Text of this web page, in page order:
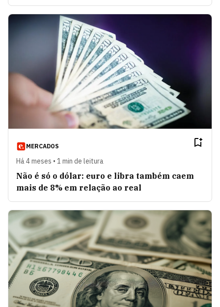
MERCADOS
Há 4 meses • 1 min de leitura
Não é só o dólar: euro e libra também caem
mais de 8% em relação ao real